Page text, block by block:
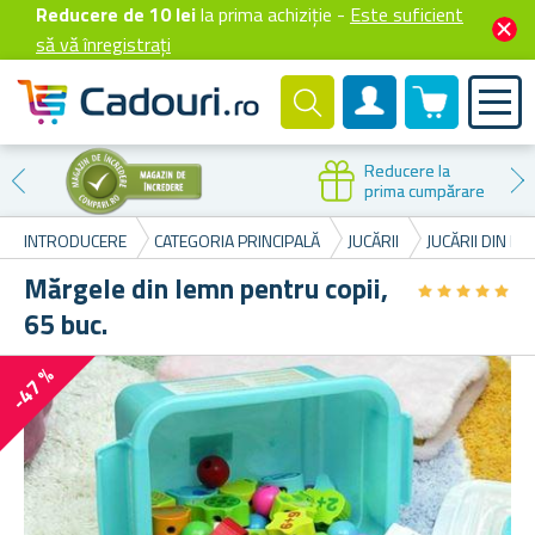
Reducere de 10 leila prima achiziție - Este suficient
să vă înregistrați
Cont client
0 produselor
Reducere la
prima cumpărare
INTRODUCERE CATEGORIA PRINCIPALĂ JUCĂRII JUCĂRII DIN
Mărgele din lemn pentru copii,
65 buc.
★★★★★
★★★★★
-47 %